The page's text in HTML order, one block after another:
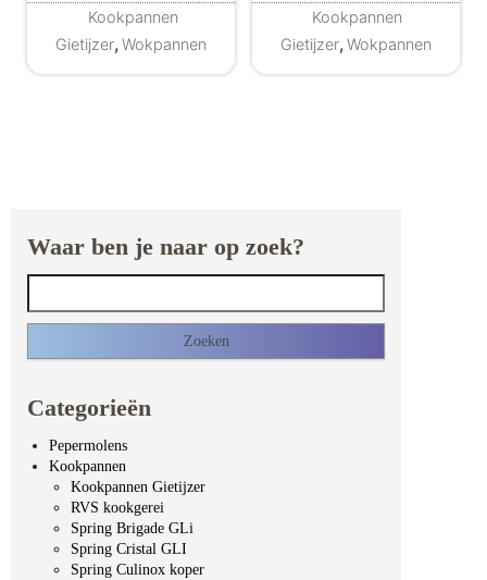
Kookpannen
Gietijzer, Wokpannen
Kookpannen
Gietijzer, Wokpannen
Waar ben je naar op zoek?
Categorieën
Pepermolens
Kookpannen
Kookpannen Gietijzer
RVS kookgerei
Spring Brigade GLi
Spring Cristal GLI
Spring Culinox koper